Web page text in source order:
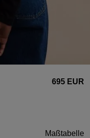
695 EUR
Maßtabelle